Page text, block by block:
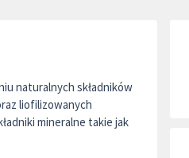
naturalnych składników
liofilizowanych
mineralne takie jak